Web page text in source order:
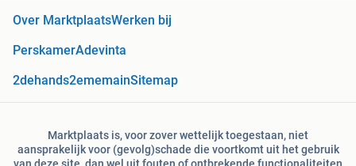
Over MarktplaatsWerken bij
PerskamerAdevinta
2dehands2ememainSitemap
Marktplaats is, voor zover wettelijk toegestaan, niet
aansprakelijk voor (gevolg)schade die voortkomt uit het gebruik